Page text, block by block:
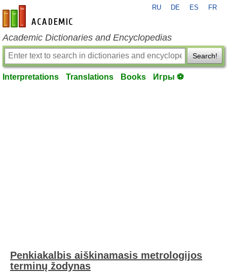
en-academic.com
RU DE ES FR
Academic Dictionaries and Encyclopedias
Search!
Interpretations Translations Books Игры ⚽
Penkiakalbis aiškinamasis metrologijos
terminų žodynas